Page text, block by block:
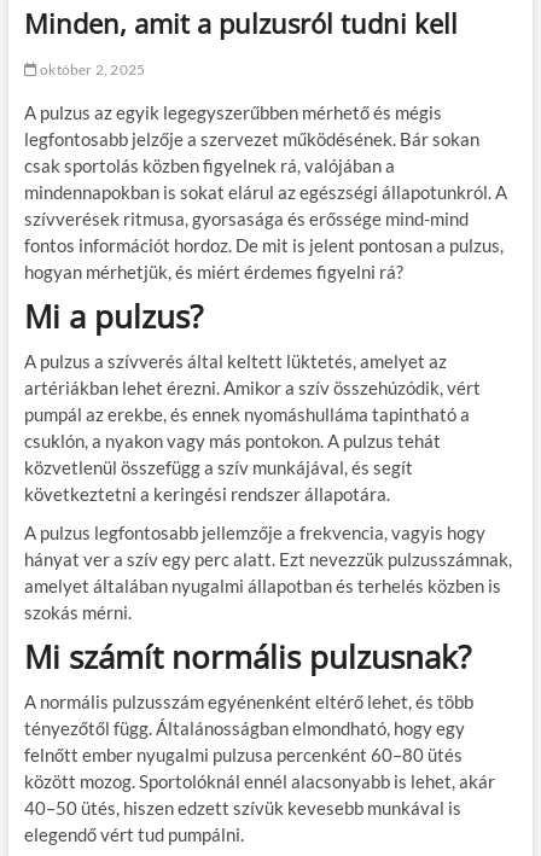
Minden, amit a pulzusról tudni kell
október 2, 2025
A pulzus az egyik legegyszerűbben mérhető és mégis
legfontosabb jelzője a szervezet működésének. Bár sokan
csak sportolás közben figyelnek rá, valójában a
mindennapokban is sokat elárul az egészségi állapotunkról. A
szívverések ritmusa, gyorsasága és erőssége mind-mind
fontos információt hordoz. De mit is jelent pontosan a pulzus,
hogyan mérhetjük, és miért érdemes figyelni rá?
Mi a pulzus?
A pulzus a szívverés által keltett lüktetés, amelyet az
artériákban lehet érezni. Amikor a szív összehúzódik, vért
pumpál az erekbe, és ennek nyomáshulláma tapintható a
csuklón, a nyakon vagy más pontokon. A pulzus tehát
közvetlenül összefügg a szív munkájával, és segít
következtetni a keringési rendszer állapotára.
A pulzus legfontosabb jellemzője a frekvencia, vagyis hogy
hányat ver a szív egy perc alatt. Ezt nevezzük pulzusszámnak,
amelyet általában nyugalmi állapotban és terhelés közben is
szokás mérni.
Mi számít normális pulzusnak?
A normális pulzusszám egyénenként eltérő lehet, és több
tényezőtől függ. Általánosságban elmondható, hogy egy
felnőtt ember nyugalmi pulzusa percenként 60–80 ütés
között mozog. Sportolóknál ennél alacsonyabb is lehet, akár
40–50 ütés, hiszen edzett szívük kevesebb munkával is
elegendő vért tud pumpálni.